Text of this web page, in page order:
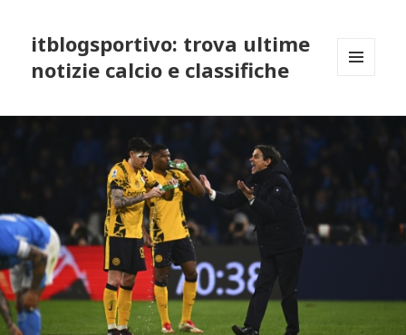
itblogsportivo: trova ultime
notizie calcio e classifiche
WIDGETS